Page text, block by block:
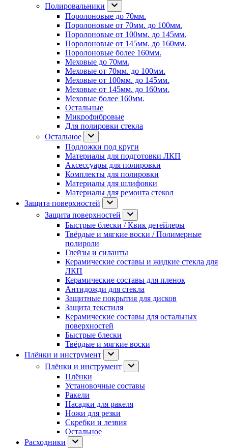
Полировальники
Поролоновые до 70мм.
Поролоновые от 70мм. до 100мм.
Поролоновые от 100мм. до 145мм.
Поролоновые от 145мм. до 160мм.
Поролоновые более 160мм.
Меховые до 70мм.
Меховые от 70мм. до 100мм.
Меховые от 100мм. до 145мм.
Меховые от 145мм. до 160мм.
Меховые более 160мм.
Остальные
Микрофибровые
Для полировки стекла
Остальное
Подложки под круги
Материалы для подготовки ЛКП
Аксессуары для полировки
Комплекты для полировки
Материалы для шлифовки
Материалы для ремонта стекол
Защита поверхностей
Защита поверхностей
Быстрые блески / Квик детейлеры
Твёрдые и мягкие воски / Полимерные
полироли
Глейзы и силанты
Керамические составы и жидкие стекла для
ЛКП
Керамические составы для пленок
Антидожди для стекла
Защитные покрытия для дисков
Защита текстиля
Керамические составы для остальных
поверхностей
Быстрые блески
Твёрдые и мягкие воски
Плёнки и инструмент
Плёнки и инструмент
Плёнки
Установочные составы
Ракели
Насадки для ракеля
Ножи для резки
Скребки и лезвия
Остальное
Расходники